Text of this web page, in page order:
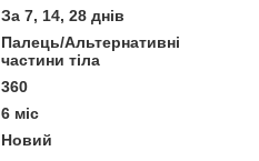
За 7, 14, 28 днів
Палець/Альтернативні
частини тіла
360
6 міс
Новий